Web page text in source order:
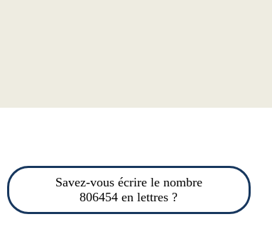
Savez-vous écrire le nombre
806454 en lettres ?